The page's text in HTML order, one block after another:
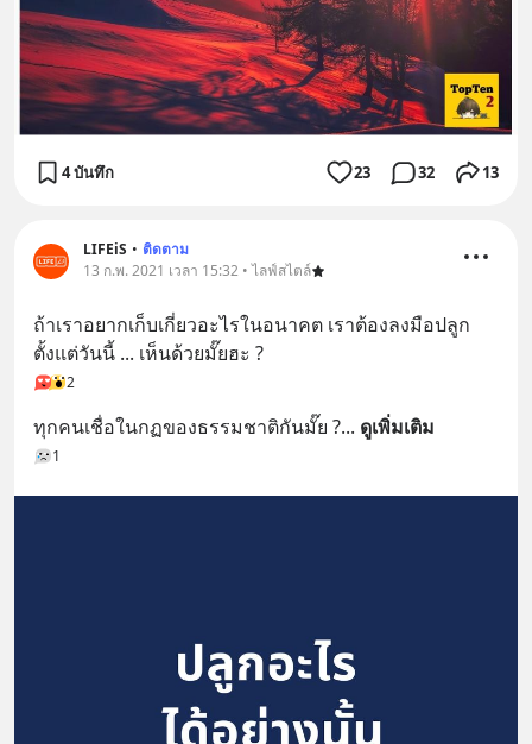
4 บันทึก 23 32 13
LIFEiS • ติดตาม
13 ก.พ. 2021 เวลา 15:32 • ไลฟ์สไตล์
ถ้าเราอยากเก็บเกี่ยวอะไรในอนาคต เราต้องลงมือปลูก
ตั้งแต่วันนี้ ... เห็นด้วยมั๊ยฮะ ?
2
ทุกคนเชื่อในกฏของธรรมชาติกันมั๊ย ?... ดูเพิ่มเติม
1